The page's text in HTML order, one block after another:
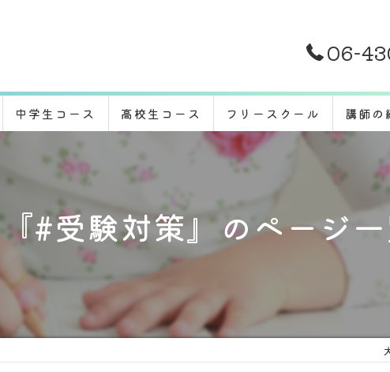
06-
中学生コース 高校生コース フリースクール 講師の
採用情報
#受験対策』のページ